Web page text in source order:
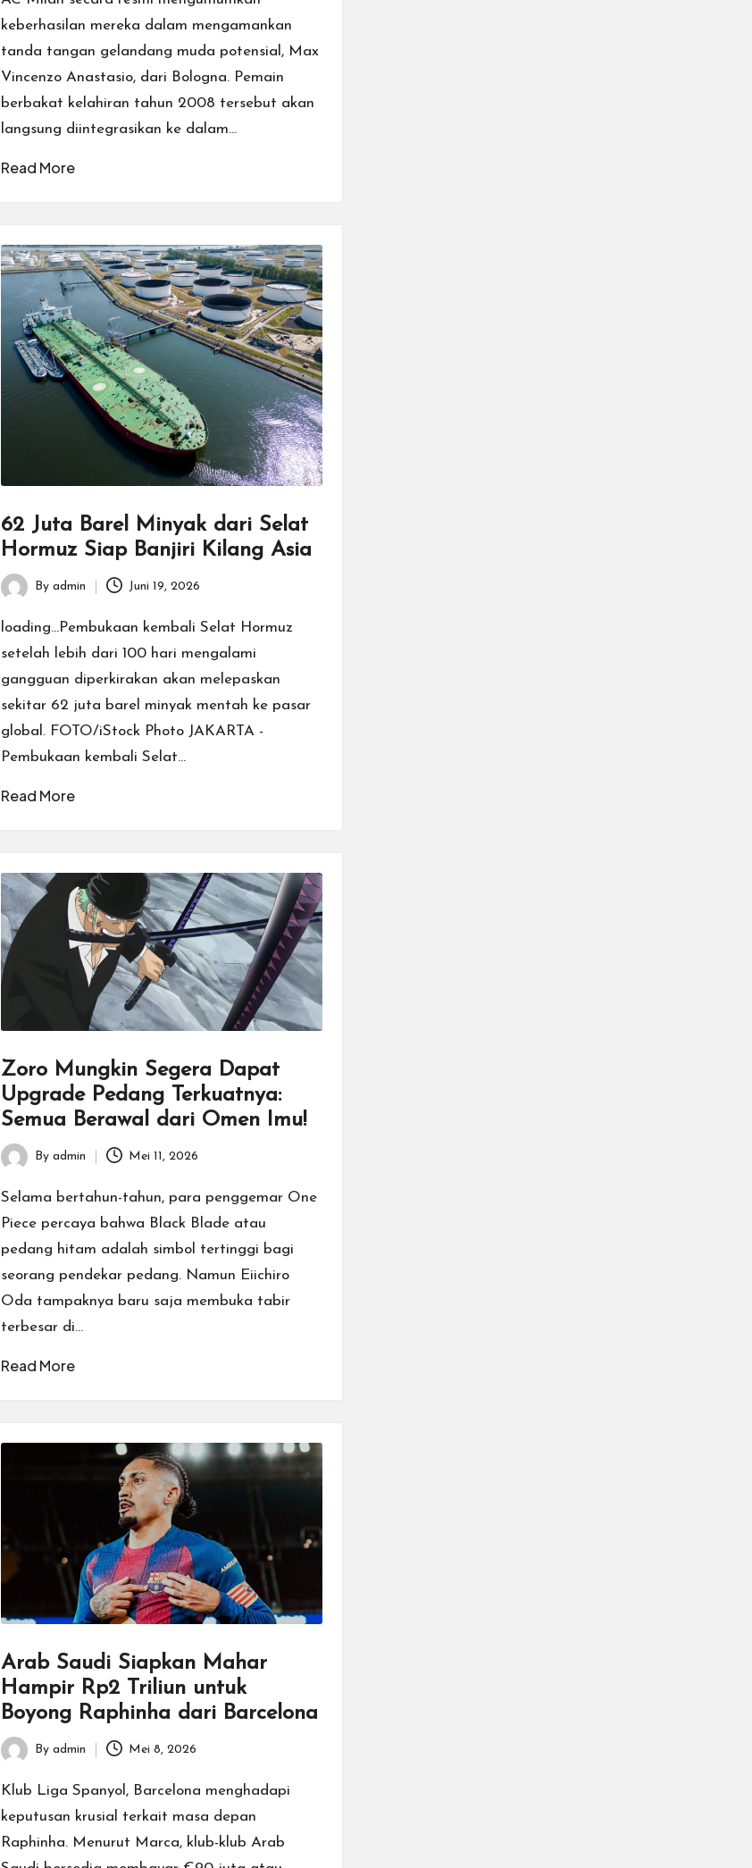
keberhasilan mereka dalam mengamankan
tanda tangan gelandang muda potensial, Max
Vincenzo Anastasio, dari Bologna. Pemain
berbakat kelahiran tahun 2008 tersebut akan
langsung diintegrasikan ke dalam…
Read More
62 Juta Barel Minyak dari Selat
Hormuz Siap Banjiri Kilang Asia
Posted
by
By admin Juni 19, 2026
loading...Pembukaan kembali Selat Hormuz
setelah lebih dari 100 hari mengalami
gangguan diperkirakan akan melepaskan
sekitar 62 juta barel minyak mentah ke pasar
global. FOTO/iStock Photo JAKARTA -
Pembukaan kembali Selat…
Read More
Zoro Mungkin Segera Dapat
Upgrade Pedang Terkuatnya:
Semua Berawal dari Omen Imu!
Posted
by
By admin Mei 11, 2026
Selama bertahun-tahun, para penggemar One
Piece percaya bahwa Black Blade atau
pedang hitam adalah simbol tertinggi bagi
seorang pendekar pedang. Namun Eiichiro
Oda tampaknya baru saja membuka tabir
terbesar di…
Read More
Arab Saudi Siapkan Mahar
Hampir Rp2 Triliun untuk
Boyong Raphinha dari Barcelona
Posted
by
By admin Mei 8, 2026
Klub Liga Spanyol, Barcelona menghadapi
keputusan krusial terkait masa depan
Raphinha. Menurut Marca, klub-klub Arab